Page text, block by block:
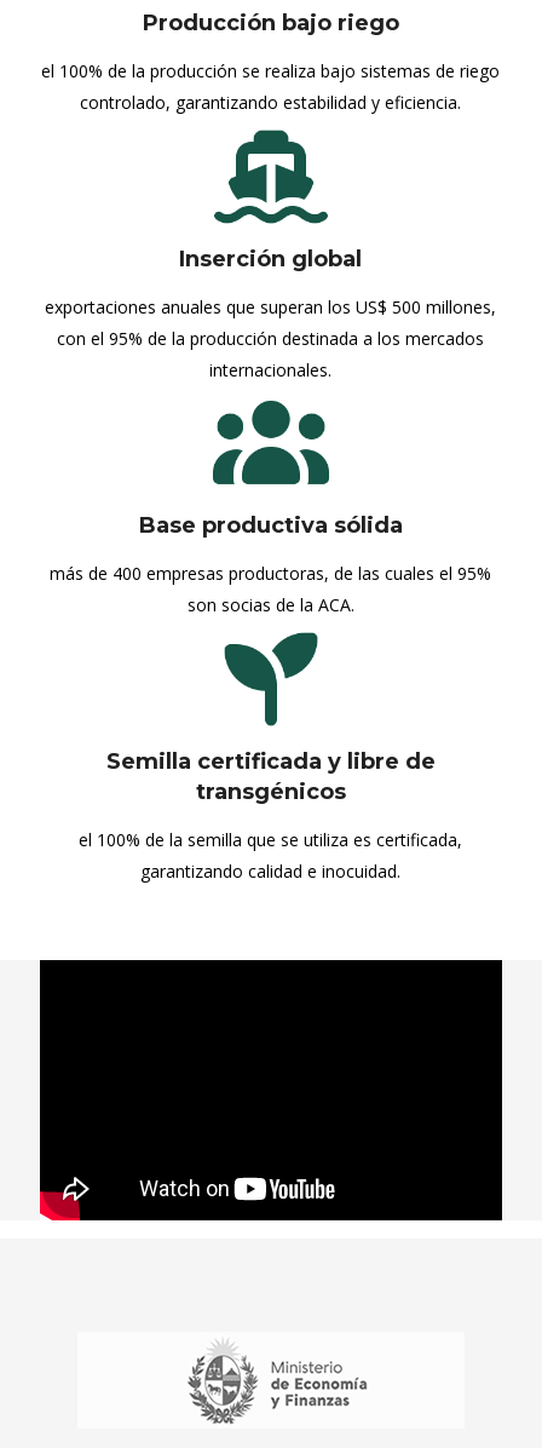
Producción bajo riego
el 100% de la producción se realiza bajo sistemas de riego
controlado, garantizando estabilidad y eficiencia.
Inserción global
exportaciones anuales que superan los US$ 500 millones,
con el 95% de la producción destinada a los mercados
internacionales.
Base productiva sólida
más de 400 empresas productoras, de las cuales el 95%
son socias de la ACA.
Semilla certificada y libre de
transgénicos
el 100% de la semilla que se utiliza es certificada,
garantizando calidad e inocuidad.